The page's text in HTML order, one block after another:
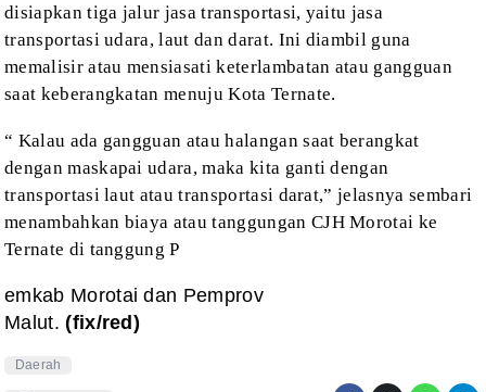
disiapkan tiga jalur jasa transportasi, yaitu jasa
transportasi udara, laut dan darat. Ini diambil guna
memalisir atau mensiasati keterlambatan atau gangguan
saat keberangkatan menuju Kota Ternate.
“ Kalau ada gangguan atau halangan saat berangkat
dengan maskapai udara, maka kita ganti dengan
transportasi laut atau transportasi darat,” jelasnya sembari
menambahkan biaya atau tanggungan CJH Morotai ke
Ternate di tanggung P
emkab Morotai dan Pemprov
Malut.(fix/red)
Daerah